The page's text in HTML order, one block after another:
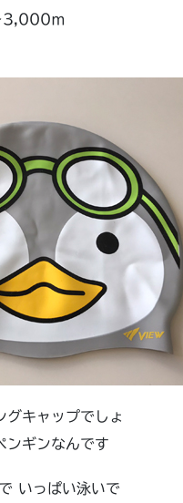
3,000ｍ
グキャップでしょ
ンギンなんです
いっぱい泳いで